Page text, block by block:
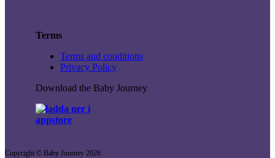
Terms
Terms and conditions
Privacy Policy
Download the Baby Journey
Copyright © Baby Journey 2026